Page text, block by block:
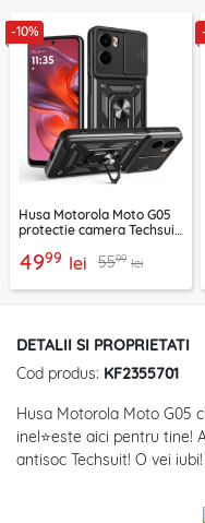
-10%
Husa Motorola Moto G05
protectie camera Techsuit
4999 lei 5599 lei
DETALII SI PROPRIETATI
Cod produs: KF2355701
Husa Motorola Moto G05
inel⭐este aici pentru tine!
antisoc Techsuit! O vei iubi!